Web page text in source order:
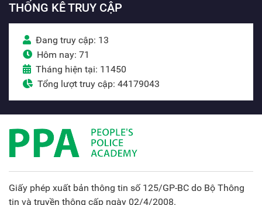
THỐNG KÊ TRUY CẬP
Đang truy cập: 13
Hôm nay: 71
Tháng hiện tại: 11450
Tổng lượt truy cập: 44179043
Giấy phép xuất bản thông tin số 125/GP-BC do Bộ Thông
tin và truyền thông cấp ngày 02/4/2008.